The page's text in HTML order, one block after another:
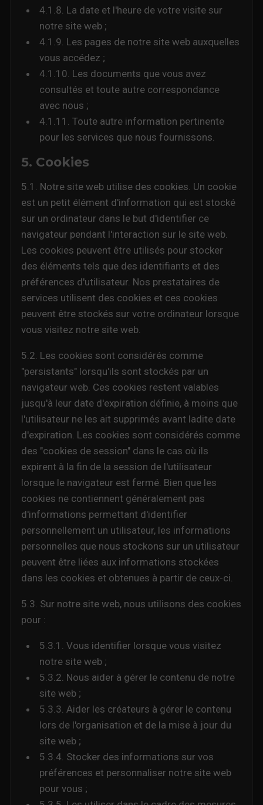
4.1.8. La date et l'heure de votre visite sur
notre site web ;
4.1.9. Les pages de notre site web auxquelles
vous accédez ;
4.1.10. Les documents que vous avez
consultés et toute autre correspondance
avec nous ;
4.1.11. Toute autre information pertinente
pour les services que nous fournissons.
5. Cookies
5.1. Notre site web utilise des cookies. Un cookie
est un petit élément d'information qui est stocké
sur un ordinateur dans le but d'identifier ce
navigateur pendant l'interaction sur le site web.
Les cookies peuvent être utilisés pour stocker
des éléments tels que des identifiants et des
préférences d'utilisateur. Nos prestataires de
services utilisent des cookies et ces cookies
peuvent être stockés sur votre ordinateur lorsque
vous visitez notre site web.
5.2. Les cookies sont considérés comme
"persistants" lorsqu'ils sont stockés par un
navigateur web. Ces cookies restent valables
jusqu'à leur date d'expiration définie, à moins que
l'utilisateur ne les ait supprimés avant ladite date
d'expiration. Les cookies sont considérés comme
des "cookies de session" dans le cas où ils
expirent à la fin de la session de l'utilisateur
lorsque le navigateur est fermé. Bien que les
cookies ne contiennent généralement pas
d'informations permettant d'identifier
personnellement un utilisateur, les informations
personnelles que nous stockons sur un utilisateur
peuvent être liées aux informations stockées
dans les cookies et obtenues à partir de ceux-ci.
5.3. Sur notre site web, nous utilisons des cookies
pour :
5.3.1. Vous identifier lorsque vous visitez
notre site web ;
5.3.2. Nous aider à gérer le contenu de notre
site web ;
5.3.3. Aider les créateurs à gérer le contenu
lors de l'organisation et de la mise à jour du
site web ;
5.3.4. Stocker des informations sur vos
préférences et personnaliser notre site web
pour vous ;